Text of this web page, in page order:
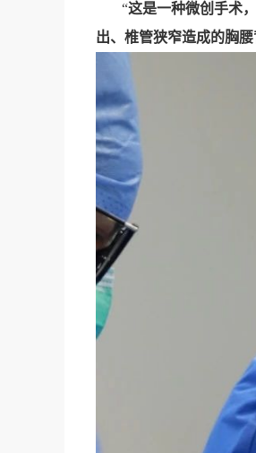
“这是一种微创手术
出、椎管狭窄造成的胸